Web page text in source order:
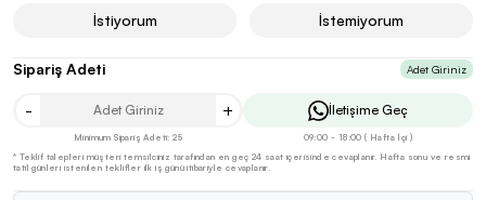
İstiyorum İstemiyorum
Sipariş Adeti Adet Giriniz
- +
Minimum Sipariş Adeti: 25
İletişime Geç
09:00 - 18:00 ( Hafta İçi )
* Teklif talepleri müşteri temsilciniz tarafından en geç 24 saat içerisinde cevaplanır. Hafta sonu ve resmi
tatil günleri istenilen teklifler ilk iş günü itibariyle cevaplanır.